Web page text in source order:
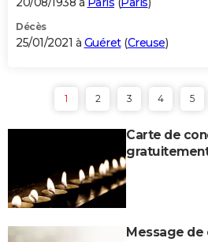
Décès
25/01/2021 à Guéret(Creuse)
1 2 3 4 5
Carte de
Message de